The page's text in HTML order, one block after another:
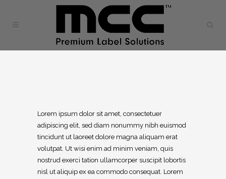
Lorem ipsum dolor sit amet, consectetuer
adipiscing elit, sed diam nonummy nibh euismod
tincidunt ut laoreet dolore magna aliquam erat
volutpat. Ut wisi enim ad minim veniam, quis
nostrud exerci tation ullamcorper suscipit lobortis
nisl ut aliquip ex ea commodo consequat. Lorem